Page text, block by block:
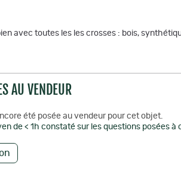
avec toutes les les crosses : bois,
AU VENDEUR
été posée au vendeur pour cet objet.
de < 1h constaté sur les questions posées